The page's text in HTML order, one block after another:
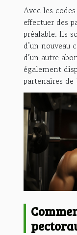
Avec les
effectuer des
préalable. Ils
d’un nouveau
d’un autre
également
partenaires de